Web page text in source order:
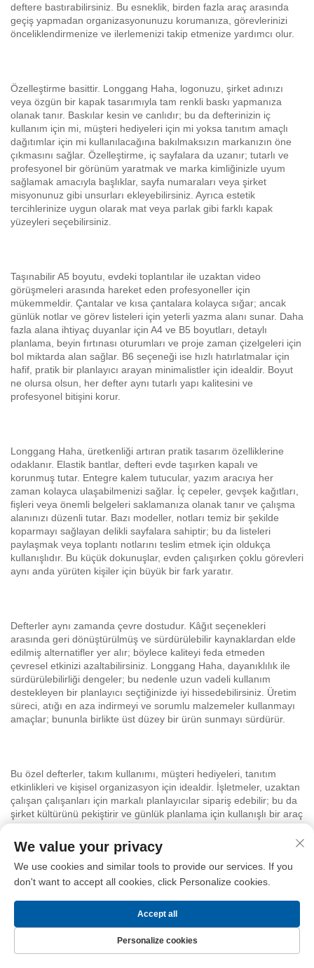
deftere bastırabilirsiniz. Bu esneklik, birden fazla araç arasında
geçiş yapmadan organizasyonunuzu korumanıza, görevlerinizi
önceliklendirmenize ve ilerlemenizi takip etmenize yardımcı olur.
Özelleştirme basittir. Longgang Haha, logonuzu, şirket adınızı
veya özgün bir kapak tasarımıyla tam renkli baskı yapmanıza
olanak tanır. Baskılar kesin ve canlıdır; bu da defterinizin iç
kullanım için mi, müşteri hediyeleri için mi yoksa tanıtım amaçlı
dağıtımlar için mi kullanılacağına bakılmaksızın markanızın öne
çıkmasını sağlar. Özelleştirme, iç sayfalara da uzanır; tutarlı ve
profesyonel bir görünüm yaratmak ve marka kimliğinizle uyum
sağlamak amacıyla başlıklar, sayfa numaraları veya şirket
misyonunuz gibi unsurları ekleyebilirsiniz. Ayrıca estetik
tercihlerinize uygun olarak mat veya parlak gibi farklı kapak
yüzeyleri seçebilirsiniz.
Taşınabilir A5 boyutu, evdeki toplantılar ile uzaktan video
görüşmeleri arasında hareket eden profesyoneller için
mükemmeldir. Çantalar ve kısa çantalara kolayca sığar; ancak
günlük notlar ve görev listeleri için yeterli yazma alanı sunar. Daha
fazla alana ihtiyaç duyanlar için A4 ve B5 boyutları, detaylı
planlama, beyin fırtınası oturumları ve proje zaman çizelgeleri için
bol miktarda alan sağlar. B6 seçeneği ise hızlı hatırlatmalar için
hafif, pratik bir planlayıcı arayan minimalistler için idealdir. Boyut
ne olursa olsun, her defter aynı tutarlı yapı kalitesini ve
profesyonel bitişini korur.
Longgang Haha, üretkenliği artıran pratik tasarım özelliklerine
odaklanır. Elastik bantlar, defteri evde taşırken kapalı ve
korunmuş tutar. Entegre kalem tutucular, yazım aracıya her
zaman kolayca ulaşabilmenizi sağlar. İç cepeler, gevşek kağıtları,
fişleri veya önemli belgeleri saklamanıza olanak tanır ve çalışma
alanınızı düzenli tutar. Bazı modeller, notları temiz bir şekilde
koparmayı sağlayan delikli sayfalara sahiptir; bu da listeleri
paylaşmak veya toplantı notlarını teslim etmek için oldukça
kullanışlıdır. Bu küçük dokunuşlar, evden çalışırken çoklu görevleri
aynı anda yürüten kişiler için büyük bir fark yaratır.
Defterler aynı zamanda çevre dostudur. Kâğıt seçenekleri
arasında geri dönüştürülmüş ve sürdürülebilir kaynaklardan elde
edilmiş alternatifler yer alır; böylece kaliteyi feda etmeden
çevresel etkinizi azaltabilirsiniz. Longgang Haha, dayanıklılık ile
sürdürülebilirliği dengeler; bu nedenle uzun vadeli kullanım
destekleyen bir planlayıcı seçtiğinizde iyi hissedebilirsiniz. Üretim
süreci, atığı en aza indirmeyi ve sorumlu malzemeler kullanmayı
amaçlar; bununla birlikte üst düzey bir ürün sunmayı sürdürür.
Bu özel defterler, takım kullanımı, müşteri hediyeleri, tanıtım
etkinlikleri ve kişisel organizasyon için idealdir. İşletmeler, uzaktan
çalışan çalışanları için markalı planlayıcılar sipariş edebilir; bu da
şirket kültürünü pekiştirir ve günlük planlama için kullanışlı bir araç
sağlar. Müşterileriniz, verimliliği destekleyen, profesyonel ve
düşünceli bir hediye olarak bu ürünü takdir edecek ve markanızın
pratik bir şekilde sürekli görünür kalmasını sağlayacaktır. Bireysel
kullanıcılar ise hedefleri takip etmek, randevuları yönetmek ve
yaratıcı fikirleri not etmek için bu planlayıcıyı vazgeçilmez bir araç
We value your privacy
We use cookies and similar tools to provide our services. If you
don't want to accept all cookies, click Personalize cookies.
Personalize cookies
Accept all